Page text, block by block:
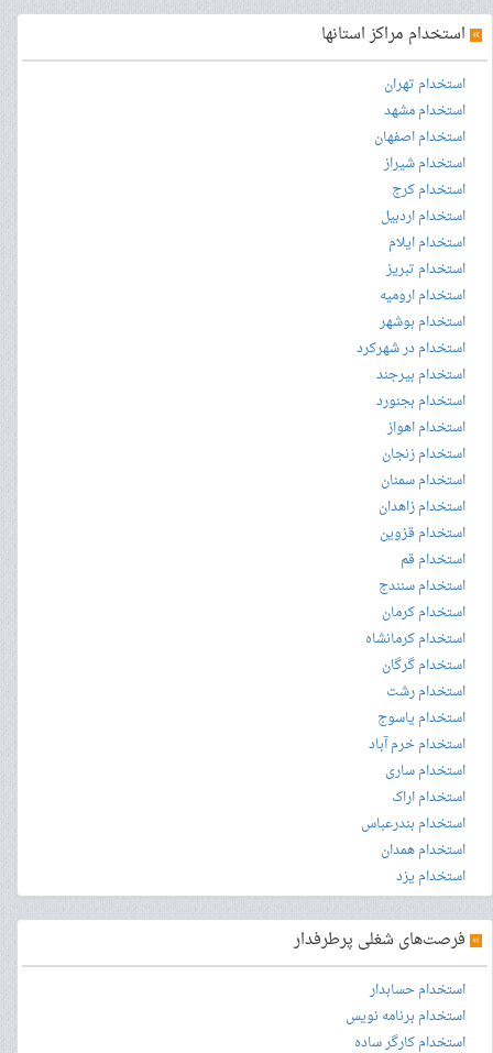
» استخدام مراکز استانها
استخدام تهران
استخدام مشهد
استخدام اصفهان
استخدام شیراز
استخدام کرج
استخدام اردبیل
استخدام ایلام
استخدام تبریز
استخدام ارومیه
استخدام بوشهر
استخدام در شهرکرد
استخدام بیرجند
استخدام بجنورد
استخدام اهواز
استخدام زنجان
استخدام سمنان
استخدام زاهدان
استخدام قزوین
استخدام قم
استخدام سنندج
استخدام کرمان
استخدام کرمانشاه
استخدام گرگان
استخدام رشت
استخدام یاسوج
استخدام خرم آباد
استخدام ساری
استخدام اراک
استخدام بندرعباس
استخدام همدان
استخدام یزد
» فرصت‌های شغلی پرطرفدار
استخدام حسابدار
استخدام برنامه نویس
استخدام کارگر ساده